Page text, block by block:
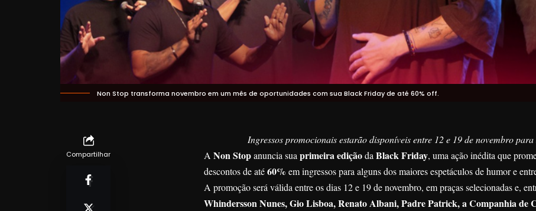
Non Stop transforma novembro em um mês de oportunidades com sua Black Friday de até 60% off.
Compartilhar
Ingressos promocionais estarão disponíveis entre 12 e 19 de novembro para
A Non Stopanuncia sua primeira ediçãoda Black Friday, uma ação inédita que
descontos de até60% em ingressos para alguns dos maiores espetáculos de humor e
A promoção será válida entre os dias 12 e 19 de novembro, em praças selecionadas e,
Whindersson Nunes, Gio Lisboa, Renato Albani, Padre Patrick, a Companhia de